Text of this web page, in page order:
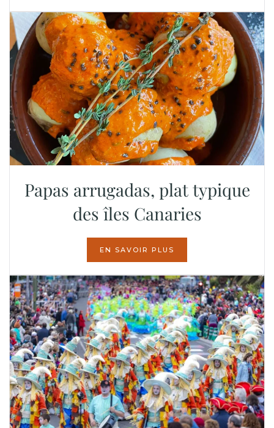
Papas arrugadas, plat typique
des îles Canaries
EN SAVOIR PLUS